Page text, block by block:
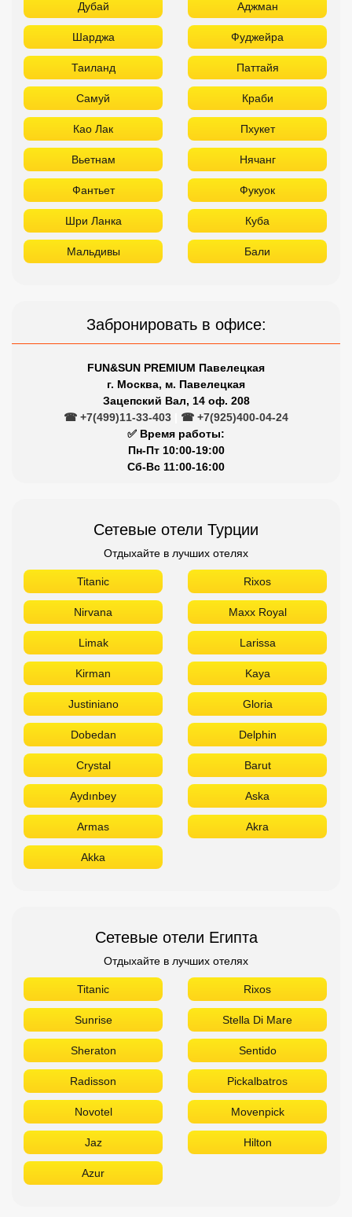
Дубай Аджман
Шарджа Фуджейра
Таиланд Паттайя
Самуй Краби
Као Лак Пхукет
Вьетнам Нячанг
Фантьет Фукуок
Шри Ланка Куба
Мальдивы Бали
Забронировать в офисе:
FUN&SUN PREMIUM Павелецкая
г. Москва, м. Павелецкая
Зацепский Вал, 14 оф. 208
☎ +7(499)11-33-403
☎ +7(925)400-04-24
✅ Время работы:
Пн-Пт 10:00-19:00
Сб-Вс 11:00-16:00
Сетевые отели Турции
Отдыхайте в лучших отелях
Titanic Rixos
Nirvana Maxx Royal
Limak Larissa
Kirman Kaya
Justiniano Gloria
Dobedan Delphin
Crystal Barut
Aydınbey Aska
Armas Akra
Akka
Сетевые отели Египта
Отдыхайте в лучших отелях
Titanic Rixos
Sunrise Stella Di Mare
Sheraton Sentido
Radisson Pickalbatros
Novotel Movenpick
Jaz Hilton
Azur